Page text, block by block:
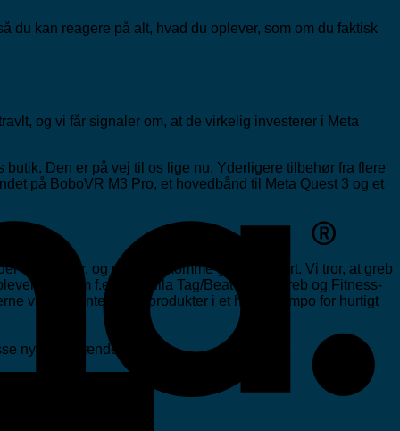
du kan reagere på alt, hvad du oplever, som om du faktisk
og vi får signaler om, at de virkelig investerer i Meta
Den er på vej til os lige nu. Yderligere tilbehør fra flere
på BoboVR M3 Pro, et hovedbånd til Meta Quest 3 og et
er brug for, og som bør komme ganske snart. Vi tror, at greb
som f.eks. Gorilla Tag/Beat Saber-greb og Fitness-
vil præsentere nye produkter i et hurtigt tempo for hurtigt
nye og spændende ting.